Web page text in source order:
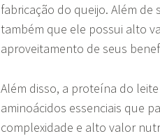
fabricação do queijo. Além
também que ele possui alto
aproveitamento de seus
Além disso, a proteína do
aminoácidos essenciais que
complexidade e alto valor